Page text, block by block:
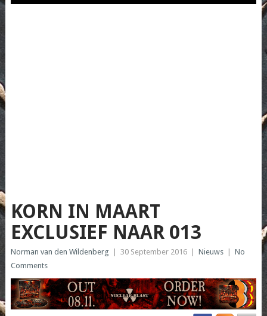
KORN IN MAART
EXCLUSIEF NAAR 013
Norman van den Wildenberg 30 September 2016 Nieuws
No
Comments